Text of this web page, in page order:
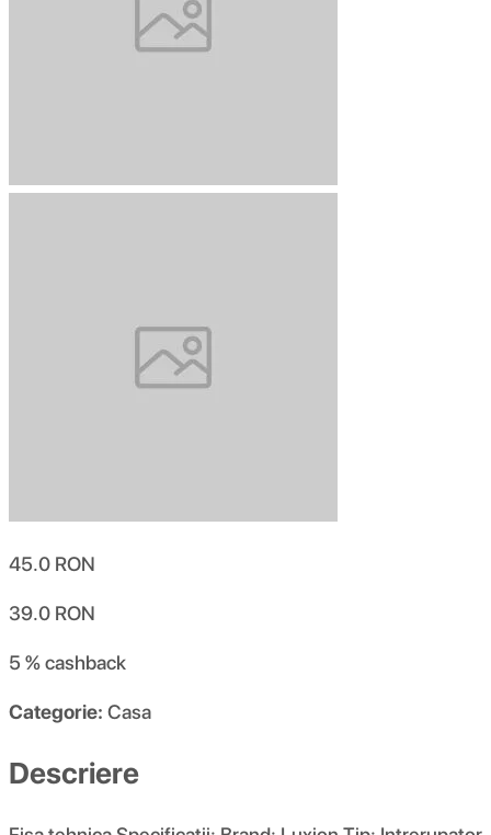
45.0 RON
39.0 RON
5 %cashback
Categorie: Casa
Descriere